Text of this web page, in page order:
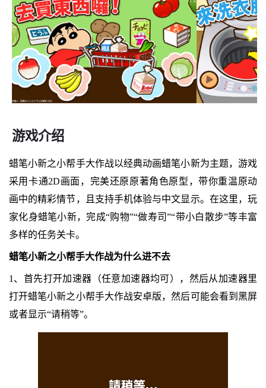
游戏介绍
蜡笔小新之小帮手大作战以经典动画蜡笔小新为主题，游戏
采用卡通2D画面，完美还原原著角色原型，带你重温原动
画中的精彩情节，且支持手机体验与中文显示。在这里，玩
家化身蜡笔小新，完成“购物”“做寿司”“带小白散步”等丰富
多样的任务关卡。
蜡笔小新之小帮手大作战为什么进不去
1、首先打开加速器（任意加速器均可），然后从加速器里
打开蜡笔小新之小帮手大作战安卓版，然后可能会看到黑屏
或者显示“请稍等”。